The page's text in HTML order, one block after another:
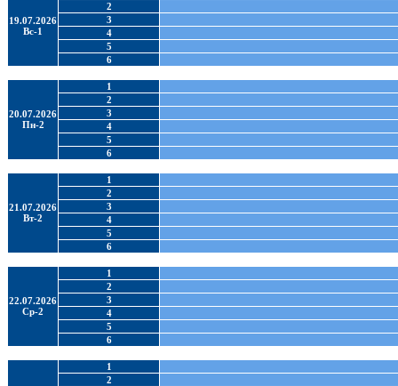
19.07.2026
Вс-1
2
3
4
5
6
20.07.2026
Пн-2
1
2
3
4
5
6
21.07.2026
Вт-2
1
2
3
4
5
6
22.07.2026
Ср-2
1
2
3
4
5
6
1
2